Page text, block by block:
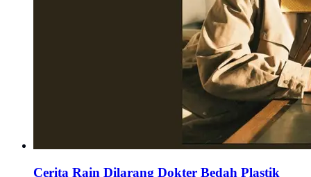
Cerita Rain Dilarang Dokter Bedah Plastik